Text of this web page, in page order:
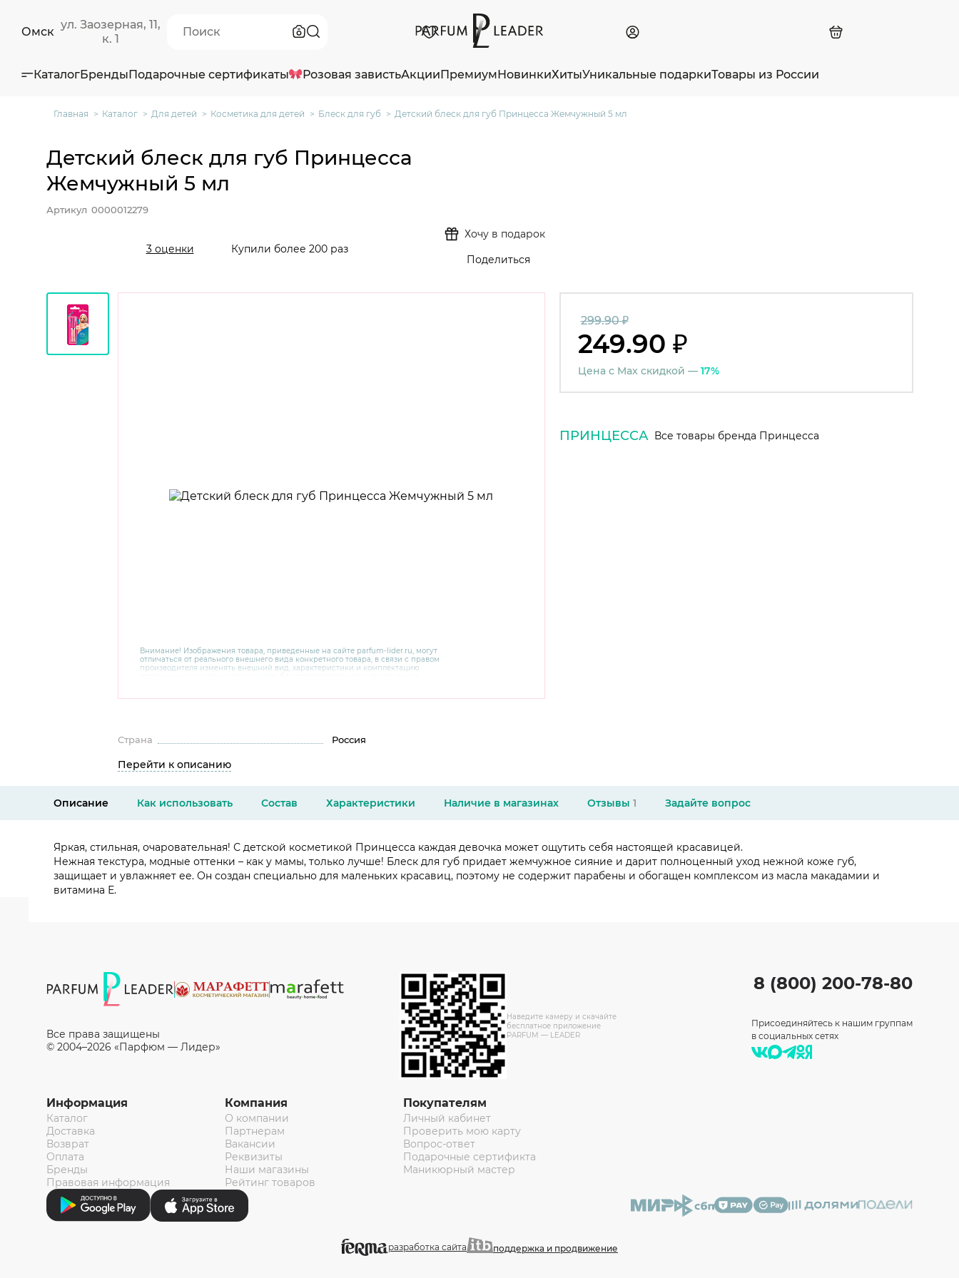
Омск
ул. Заозерная, 11,
к. 1
КаталогБрендыПодарочные сертификаты Розовая завистьАкцииПремиумНовинкиХитыУникальные подаркиТовары из России
Главная Каталог Для детей Косметика для детей Блеск для губ Детский блеск для губ Принцесса Жемчужный 5 мл
Внимание! Изображения товара, приведенные на сайте parfum-lider.ru, могут
отличаться от реального внешнего вида конкретного товара, в связи с правом
производителя изменять внешний вид, характеристики и комплектацию
консультантов по номеру 8 800 200 78 80.
Детский блеск для губ Принцесса
Жемчужный 5 мл
Артикул 0000012279
3 оценки Купили более 200 раз
Хочу в подарок
Поделиться
Страна Россия
Перейти к описанию
299.90 ₽
249.90 ₽
Цена с Max скидкой — 17%
ПРИНЦЕССА Все товары бренда Принцесса
Описание Как использовать Состав Характеристики Наличие в магазинах Отзывы 1 Задайте вопрос
Яркая, стильная, очаровательная! С детской косметикой Принцесса каждая девочка может ощутить себя настоящей красавицей.
Нежная текстура, модные оттенки – как у мамы, только лучше! Блеск для губ придает жемчужное сияние и дарит полноценный уход нежной коже губ,
защищает и увлажняет ее. Он создан специально для маленьких красавиц, поэтому не содержит парабены и обогащен комплексом из масла макадамии и
витамина Е.
Все права защищены
© 2004–2026 «Парфюм — Лидер»
Наведите камеру и скачайте
бесплатное приложение
PARFUM — LEADER
Информация
Каталог
Доставка
Возврат
Оплата
Бренды
Правовая информация
Компания
О компании
Партнерам
Вакансии
Реквизиты
Наши магазины
Рейтинг товаров
Покупателям
Личный кабинет
Проверить мою карту
Вопрос-ответ
Подарочные сертификта
Маникюрный мастер
8 (800) 200-78-80
Присоединяйтесь к нашим группам
в социальных сетях
разработка сайта поддержка и продвижение